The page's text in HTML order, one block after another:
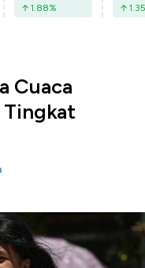
1.88% 1.35
Cuaca
Tingkat